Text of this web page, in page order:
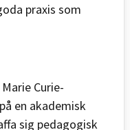
praxis som
Curie-
en akademisk
sig pedagogisk